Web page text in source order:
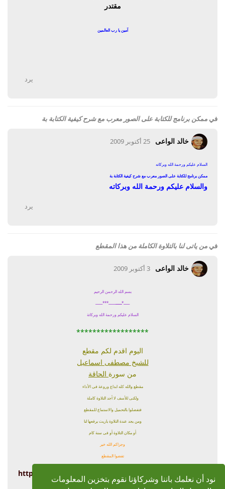
نود أن نعلمك باننا وشركاؤنا نقوم بتخزين المعلومات
مقتدر
آمين يا رب العالمين
يرد
في ممكن برنامج للكتابة على الصور معرب مع شرح كيفية الكتابة بة
خالد الواعى 25 أكتوبر 2009
السلام عليكم ورحمة الله وبركاته
ممكن برنامج للكتابة على الصور معرب مع شرح كيفية الكتابة بة
والسلام عليكم ورحمة الله وبركاته
يرد
في من ياتى لنا بالتلاوة الكاملة من هذا المقطع
خالد الواعى 3 أكتوبر 2009
بسم الله الرحمن الرحيم
ــــــ* ***ـــــــ
السلام عليكم ورحمة الله وبركاتة
******************
اليوم اقدم لكم مقطع
للشيخ مصطفى اسماعيل
من سورة الحاقة
مقطع والله كله ابداع وروعة فى الأداء
ولكنى للأسف لا أجد التلاوة كاملة
فتفضلوا بالتحميل والاستماع للمقطع
ومن يجد عندة التلاوة ياريت يرفعها لنا
أو مكان التلاوة أو فى سنة كام
وجزاكم الله خير
تفضوا المقطع
http://www.4shared.com/account/file/...M33QvAgORe
kBO5